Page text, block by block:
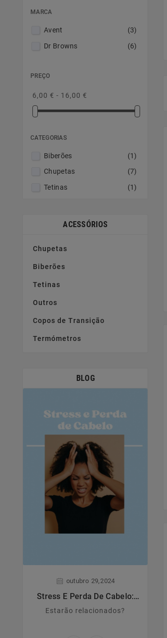
MARCA
Avent
(3)
Dr Browns
(6)
PREÇO
6,00 € - 16,00 €
CATEGORIAS
Biberões
(1)
Chupetas
(7)
Tetinas
(1)
ACESSÓRIOS
Chupetas
Biberões
Tetinas
Outros
Copos de Transição
Termómetros
BLOG
outubro 29, 2024
Stress E Perda De Cabelo:
Estarão relacionados?